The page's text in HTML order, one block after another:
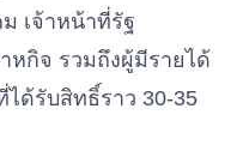
เจ้าหน้าที่รัฐ
หกิจ รวมถึงผู้มีรายได้
ด้รับสิทธิ์ราว 30-35